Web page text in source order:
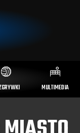
MULTIMEDIA